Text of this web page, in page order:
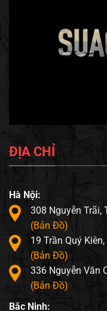
ĐỊA CHỈ
Hà Nội:
308 Nguyễn Trãi,
(Bản Đồ)
19 Trần Quý Kiên,
(Bản Đồ)
336 Nguyễn Văn
(Bản Đồ)
Bắc Ninh: